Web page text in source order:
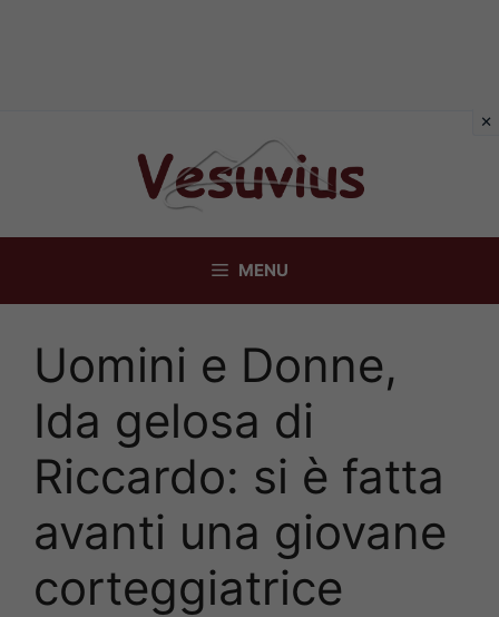
MENU
Uomini e Donne,
Ida gelosa di
Riccardo: si è fatta
avanti una giovane
corteggiatrice